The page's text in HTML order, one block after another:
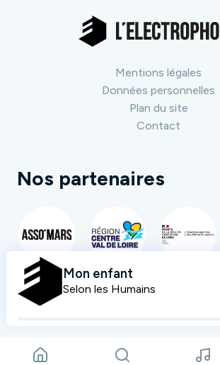
Mentions légales
Données personnelles
Plan du site
Contact
Nos partenaires
Mon enfant
Selon les Humains